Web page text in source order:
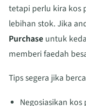
tetapi perlu kira kos
lebihan stok. Jika
Purchase untuk
memberi faedah
Tips segera jika
Negosiasikan